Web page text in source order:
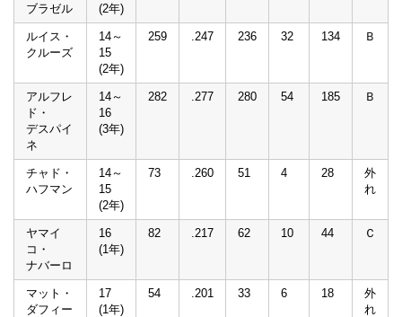
ブラゼル
(2年)
ルイス・
クルーズ
14～
15
(2年)
259 .247 236 32 134 Ｂ
アルフレ
ド・
デスパイ
ネ
14～
16
(3年)
282 .277 280 54 185 Ｂ
チャド・
ハフマン
14～
15
(2年)
73 .260 51 4 28
外
れ
ヤマイ
コ・
ナバーロ
16
(1年)
82 .217 62 10 44 Ｃ
マット・
ダフィー
17
(1年)
54 .201 33 6 18
外
れ